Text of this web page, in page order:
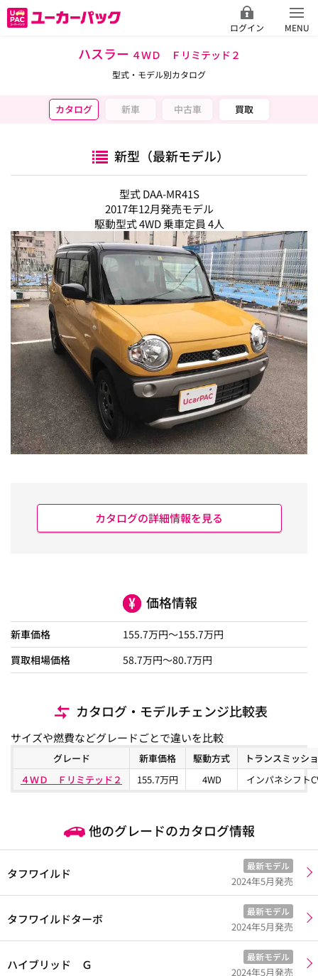
ログイン MENU
ハスラー ４ＷＤ Ｆリミテッド２
型式・モデル別カタログ
カタログ 新車 中古車 買取
新型（最新モデル）
型式 DAA-MR41S
2017年12月発売モデル
駆動型式 4WD 乗車定員 4人
カタログの詳細情報を見る
価格情報
新車価格 155.7万円～155.7万円
買取相場価格
58.7万円〜80.7万円
カタログ・モデルチェンジ比較表
サイズや燃費などグレードごとで違いを比較
グレード 新車価格 駆動方式
トランスミッシ
４ＷＤ Ｆリミテッド２
155.7万円 4WD インパネシフト
他のグレードのカタログ情報
タフワイルド
最新モデル
2024年5月発売
タフワイルドターボ
最新モデル
2024年5月発売
ハイブリッド Ｇ
最新モデル
2024年5月発売